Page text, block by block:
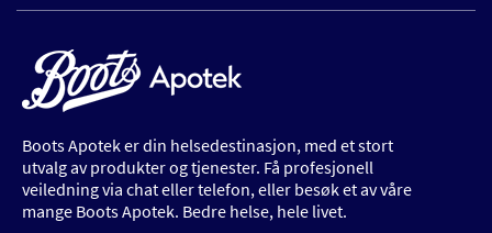
Boots Apotek er din helsedestinasjon, med et stort
utvalg av produkter og tjenester. Få profesjonell
veiledning via chat eller telefon, eller besøk et av våre
mange Boots Apotek. Bedre helse, hele livet.